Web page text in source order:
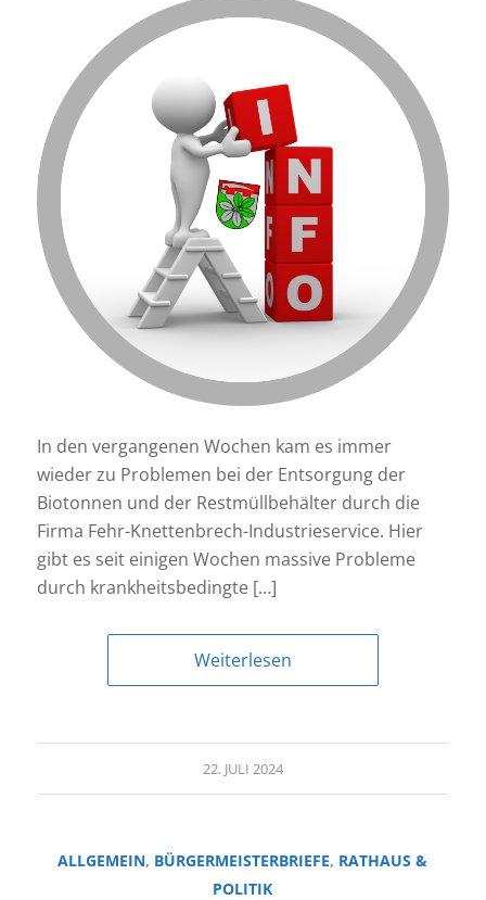
In den vergangenen Wochen kam es immer
wieder zu Problemen bei der Entsorgung der
Biotonnen und der Restmüllbehälter durch die
Firma Fehr-Knettenbrech-Industrieservice. Hier
gibt es seit einigen Wochen massive Probleme
durch krankheitsbedingte […]
Weiterlesen
22. JULI 2024
ALLGEMEIN, BÜRGERMEISTERBRIEFE, RATHAUS &
POLITIK